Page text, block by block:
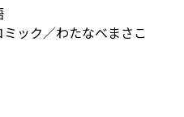
ック／わたなべまさこ